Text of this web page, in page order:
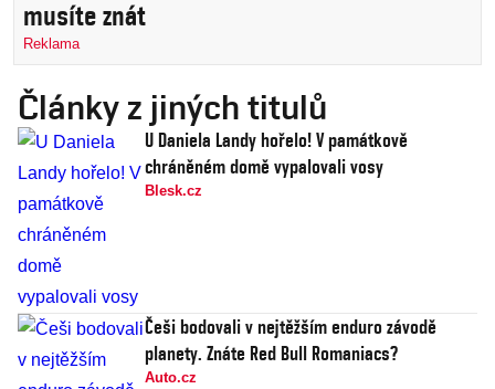
musíte znát
Reklama
Články z jiných titulů
U Daniela Landy hořelo! V památkově
chráněném domě vypalovali vosy
Blesk.cz
Češi bodovali v nejtěžším enduro závodě
planety. Znáte Red Bull Romaniacs?
Auto.cz